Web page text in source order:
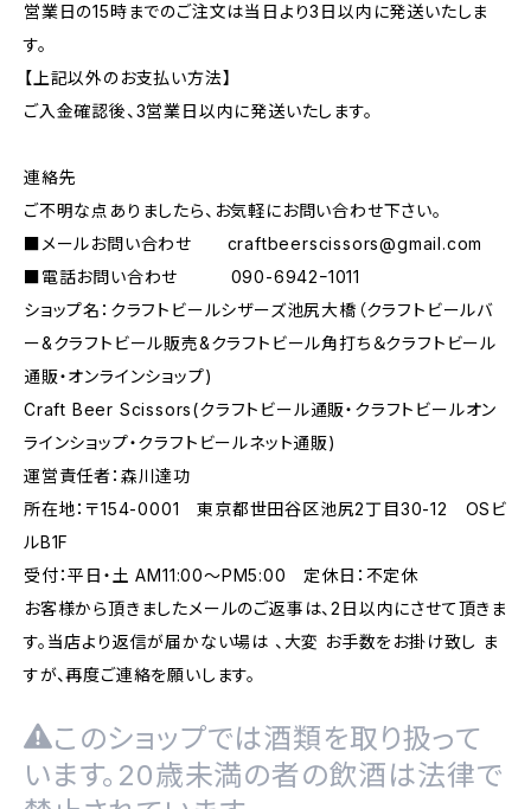
営業日の15時までのご注文は当日より3日以内に発送いたしま
す。
【上記以外のお支払い方法】
ご入金確認後、3営業日以内に発送いたします。
連絡先
ご不明な点ありましたら、お気軽にお問い合わせ下さい。
■メールお問い合わせ craftbeerscissors@gmail.com
■電話お問い合わせ 090-6942ｰ1011
ショップ名：クラフトビールシザーズ池尻大橋（クラフトビールバ
ー&クラフトビール販売&クラフトビール角打ち＆クラフトビール
通販・オンラインショップ)
Craft Beer Scissors(クラフトビール通販・クラフトビールオン
ラインショップ・クラフトビールネット通販)
運営責任者：森川達功
所在地：〒154-0001 東京都世田谷区池尻2丁目30-12 OSビ
ルB1F
受付：平日・土 AM11:00～PM5:00 定休日：不定休
お客様から頂きましたメールのご返事は、2日以内にさせて頂きま
す。当店より返信が届かない場は 、大変 お手数をお掛け致し ま
すが、再度ご連絡を願いします。
このショップでは酒類を取り扱って
います。20歳未満の者の飲酒は法律で